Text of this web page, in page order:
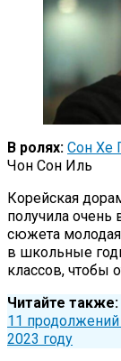
В ролях: Сон Хе
Чон Сон Иль
Корейская
получила очень
сюжета
в школьные
классов, чтобы
Читайте также:
11
2023 году